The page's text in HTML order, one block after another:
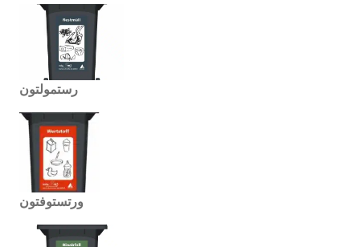
رستمولتون
ورتستوفتون